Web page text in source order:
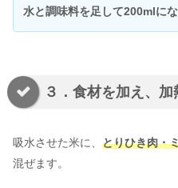
水と調味料を足して200mlに
３．食材を加え、加
吸水させた米に、 とりひき肉・
混ぜます。